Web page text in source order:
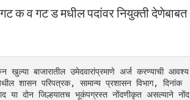
क व गट ड मधील पदांवर नियुक्‍ती देणे‍बाबत
खुल्या बाजारातील उमेदवारांप्रमाणे अर्ज करण्याची आवश्य
शासन परिपत्रक, सामान्य प्रशासन विभाग, दिनांक
या दोन जिल्हयातच भूकंपग्रस्त नोंदणीकृत असल्याने नोंद